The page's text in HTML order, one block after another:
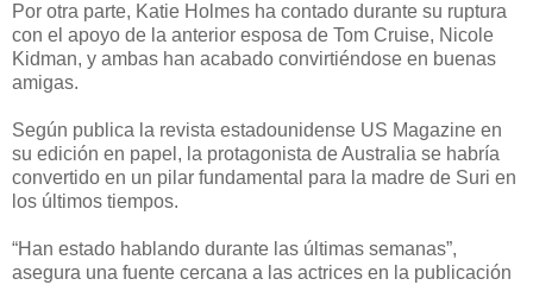
Por otra parte, Katie Holmes ha contado durante su ruptura
con el apoyo de la anterior esposa de Tom Cruise, Nicole
Kidman, y ambas han acabado convirtiéndose en buenas
amigas.
Según publica la revista estadounidense US Magazine en
su edición en papel, la protagonista de Australia se habría
convertido en un pilar fundamental para la madre de Suri en
los últimos tiempos.
“Han estado hablando durante las últimas semanas”,
asegura una fuente cercana a las actrices en la publicación